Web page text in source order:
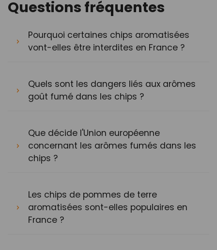
Questions fréquentes
Pourquoi certaines chips aromatisées
vont-elles être interdites en France ?
Quels sont les dangers liés aux arômes
goût fumé dans les chips ?
Que décide l'Union européenne
concernant les arômes fumés dans les
chips ?
Les chips de pommes de terre
aromatisées sont-elles populaires en
France ?